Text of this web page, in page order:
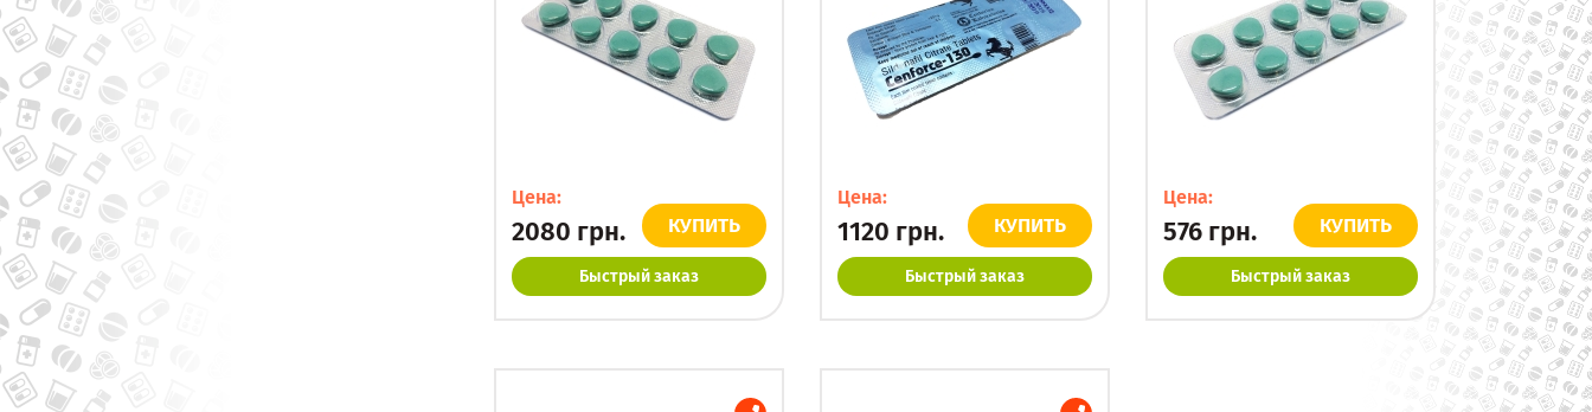
Цена:
2080 грн. КУПИТЬ
Быстрый заказ
Цена:
1120 грн. КУПИТЬ
Быстрый заказ
Цена:
576 грн. КУПИТЬ
Быстрый заказ